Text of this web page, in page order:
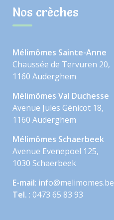
Nos crèches
Mélimômes Sainte-Anne
Chaussée de Tervuren 20,
1160 Auderghem
Mélimômes Val Duchesse
Avenue Jules Génicot 18,
1160 Auderghem
Mélimômes Schaerbeek
Avenue Evenepoel 125,
1030 Schaerbeek
E-mail: info@melimomes.be
Tel. : 0473 65 83 93